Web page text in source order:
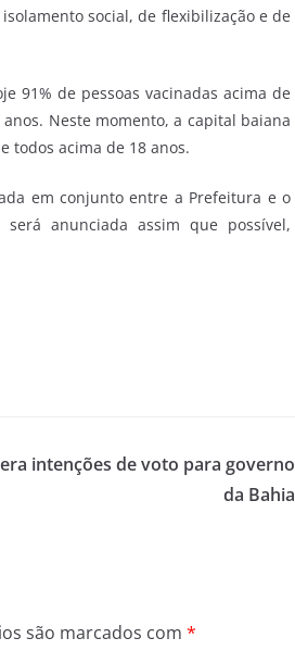
social, de flexibilização e de
91% de pessoas vacinadas acima de
Neste momento, a capital baiana
todos acima de 18 anos.
em conjunto entre a Prefeitura e o
anunciada assim que possível,
intenções de voto para governo
da Bahia
são marcados com *